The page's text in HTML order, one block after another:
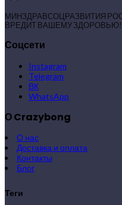
МИНЗДРАВСОЦРАЗВИТИЯ
ВРЕДИТ ВАШЕМУ ЗДОРОВЬЮ!
Соцсети
Instagram
Telegram
ВК
WhatsApp
О Crazybong
О нас
Доставка и оплата
Контакты
Блог
Теги